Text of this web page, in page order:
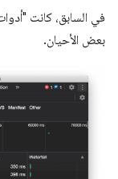
في السابق، كانت
بعض الأحيان.